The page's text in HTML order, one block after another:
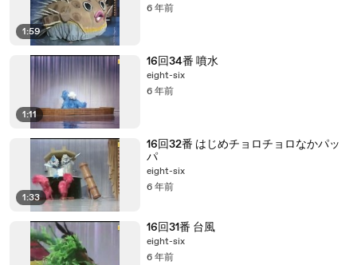
1:59
6 年前
1:11
16回34番 噴水
eight-six
6 年前
1:33
16回32番 はじめチョロチョロなかパッ
パ
eight-six
6 年前
16回31番 台風
eight-six
6 年前